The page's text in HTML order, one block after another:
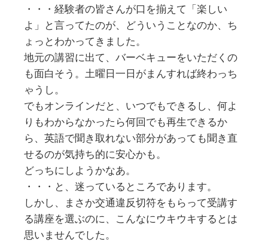
・・・経験者の皆さんが口を揃えて「楽しい
よ」と言ってたのが、どういうことなのか、ち
ょっとわかってきました。
地元の講習に出て、バーベキューをいただくの
も面白そう。土曜日一日がまんすれば終わっち
ゃうし。
でもオンラインだと、いつでもできるし、何よ
りもわからなかったら何回でも再生できるか
ら、英語で聞き取れない部分があっても聞き直
せるのが気持ち的に安心かも。
どっちにしようかなあ。
・・・と、迷っているところであります。
しかし、まさか交通違反切符をもらって受講す
る講座を選ぶのに、こんなにウキウキするとは
思いませんでした。